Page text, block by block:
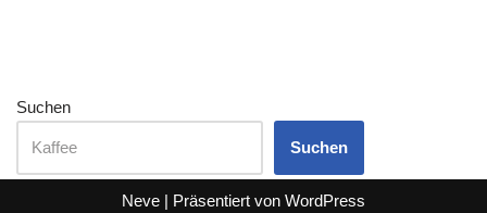
Suchen
Suchen
Neve | Präsentiert von WordPress